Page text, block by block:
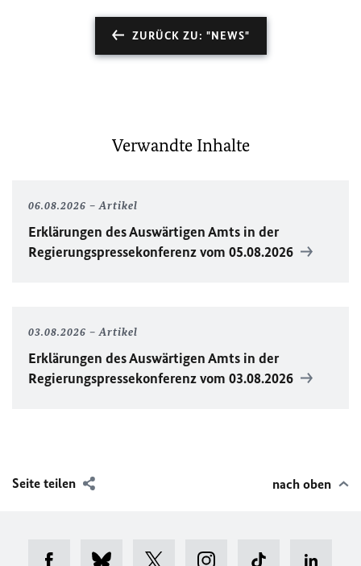
ZURÜCK ZU: "NEWS"
Verwandte Inhalte
06.08.2026 Artikel
Erklärungen des Auswärtigen Amts in der
Regierungspressekonferenz vom 05.08.2026
03.08.2026 Artikel
Erklärungen des Auswärtigen Amts in der
Regierungspressekonferenz vom 03.08.2026
Seite teilen nach oben